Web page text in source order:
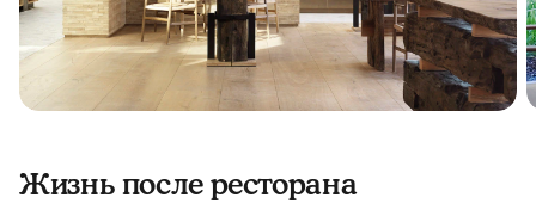
Жизнь после ресторана